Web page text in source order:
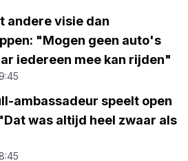
andere visie dan
"Mogen geen auto's
iedereen mee kan rijden"
ambassadeur speelt open
was altijd heel zwaar als